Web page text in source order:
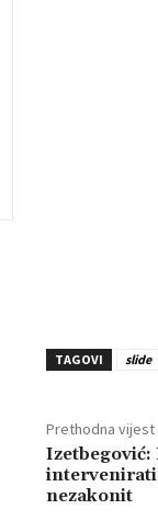
TAGOVI slide
Prethodna vijest
nezakonit